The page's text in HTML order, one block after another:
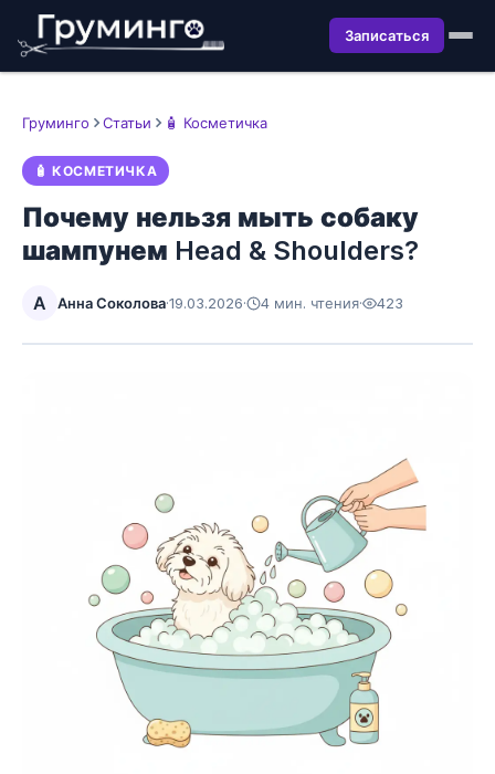
Записаться
Груминго Статьи 🧴 Косметичка
🧴 КОСМЕТИЧКА
Почему нельзя мыть собаку
шампунем Head & Shoulders?
А Анна Соколова·19.03.2026· 4 мин. чтения· 423